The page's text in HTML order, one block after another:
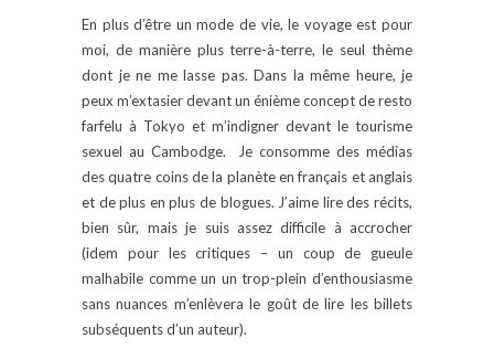
En plus d’être un mode de vie, le voyage est pour
moi, de manière plus terre-à-terre, le seul thème
dont je ne me lasse pas. Dans la même heure, je
peux m’extasier devant un énième concept de resto
farfelu à Tokyo et m’indigner devant le tourisme
sexuel au Cambodge. Je consomme des médias
des quatre coins de la planète en français et anglais
et de plus en plus de blogues. J’aime lire des récits,
bien sûr, mais je suis assez difficile à accrocher
(idem pour les critiques – un coup de gueule
malhabile comme un un trop-plein d’enthousiasme
sans nuances m’enlèvera le goût de lire les billets
subséquents d’un auteur).